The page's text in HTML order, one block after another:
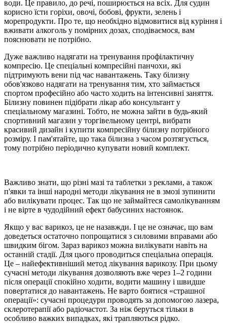
води. Це правило, до речі, поширюється на всіх. Для судин
корисно їсти горіхи, овочі, бобові, фрукти, зелень і
морепродукти. Про те, що необхідно відмовитися від куріння і
вживати алкоголь у помірних дозах, сподіваємося, вам
пояснювати не потрібно.
Дуже важливо надягати на тренування профілактичну
компресію. Це спеціальні компресійні панчохи, які
підтримують вени під час навантажень. Таку білизну
обов'язково надягати на тренування тим, хто займається
спортом професійно або часто ходить на інтенсивні заняття.
Білизну повинен підібрати лікар або консультант у
спеціальному магазині. Тобто, не можна зайти в будь-який
спортивний магазин у торгівельному центрі, вибрати
красивий дизайн і купити компресійну білизну потрібного
розміру. І пам'ятайте, що така білизна з часом розтягується,
тому потрібно періодично купувати новий комплект.
Важливо знати, що різні мазі та таблетки з реклами, а також
п'явки та інші народні методи лікування не в змозі зупинити
або вилікувати процес. Так що не займайтеся самолікуванням
і не вірте в чудодійний ефект бабусиних настоянок.
Якщо у вас варикоз, це не назавжди. І це не означає, що вам
доведеться остаточно попрощатися з силовими вправами або
швидким бігом. Зараз варикоз можна вилікувати навіть на
останній стадії. Для цього проводиться спеціальна операція.
Це – найефективніший метод лікування варикозу. При цьому
сучасні методи лікування дозволяють вже через 1–2 години
після операції спокійно ходити, водити машину і швидше
повертатися до навантажень. Не варто боятися «страшної
операції»: сучасні процедури проводять за допомогою лазера,
склеротерапії або радіочастот. За ніж беруться тільки в
особливо важких випадках, які трапляються рідко.